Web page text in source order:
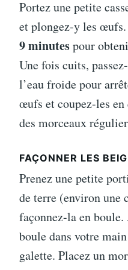
Portez une petite
et plongez-y les
9 minutespour
Une fois cuits,
l’eau froide pour
œufs et coupez-les
des morceaux
FAÇONNER LES
Prenez une petite
de terre (environ une
façonnez-la en
boule dans votre
galette. Placez un